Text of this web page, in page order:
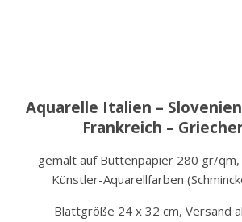
Aquarelle Italien –
Frankreich –
gemalt auf Büttenpapier 280 gr/
Künstler-Aquarellfarben
Blattgröße 24 x 32 cm, Versand